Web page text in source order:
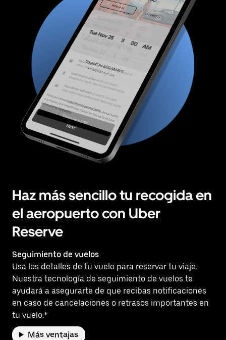
Haz más sencillo tu recogida en
el aeropuerto con Uber
Reserve
Seguimiento de vuelos
Usa los detalles de tu vuelo para reservar tu viaje.
Nuestra tecnología de seguimiento de vuelos te
ayudará a asegurarte de que recibas notificaciones
en caso de cancelaciones o retrasos importantes en
tu vuelo.*
Más ventajas